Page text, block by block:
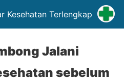
Kesehatan Terlengkap
Jalani
sebelum